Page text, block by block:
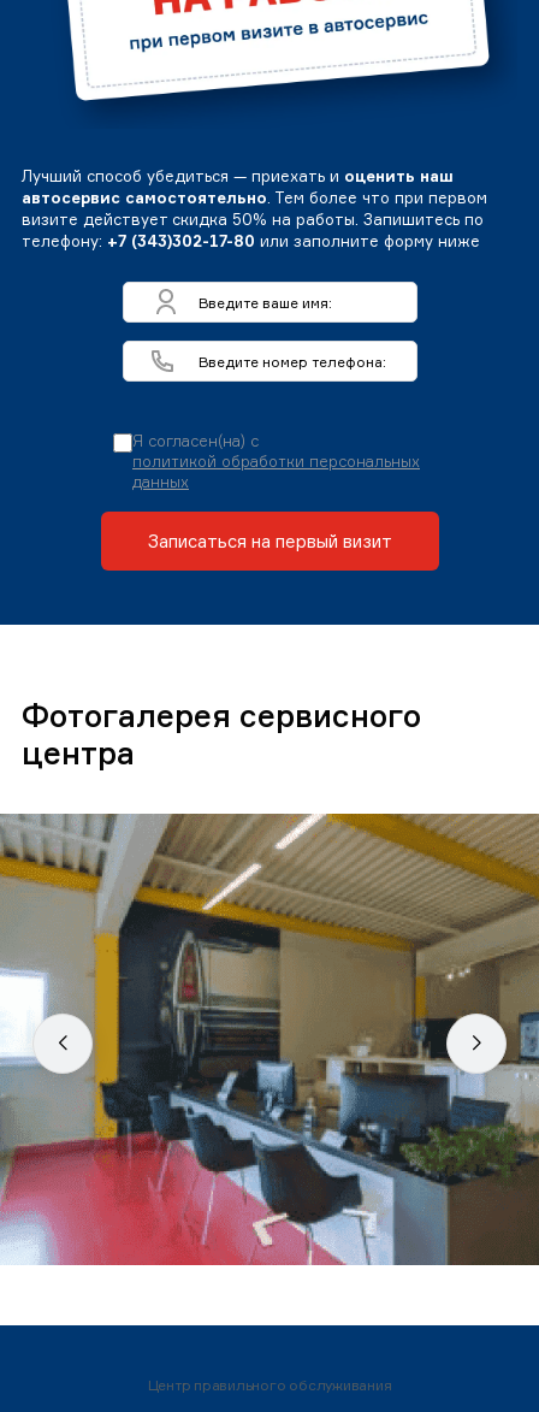
Лучший способ убедиться — приехать и оценить наш
автосервис самостоятельно. Тем более что при первом
визите действует скидка 50% на работы. Запишитесь по
телефону: +7 (343)302-17-80 или заполните форму ниже
Я согласен(на) с
политикой обработки персональных
данных
Записаться на первый визит
Фотогалерея сервисного
центра
Центр правильного обслуживания